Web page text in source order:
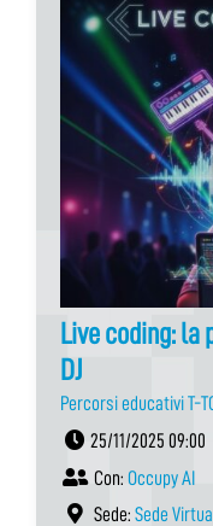
Live coding: la
DJ
Percorsi educativi T-
25/11/2025 09:00
Con: Occupy AI
Sede: Sede